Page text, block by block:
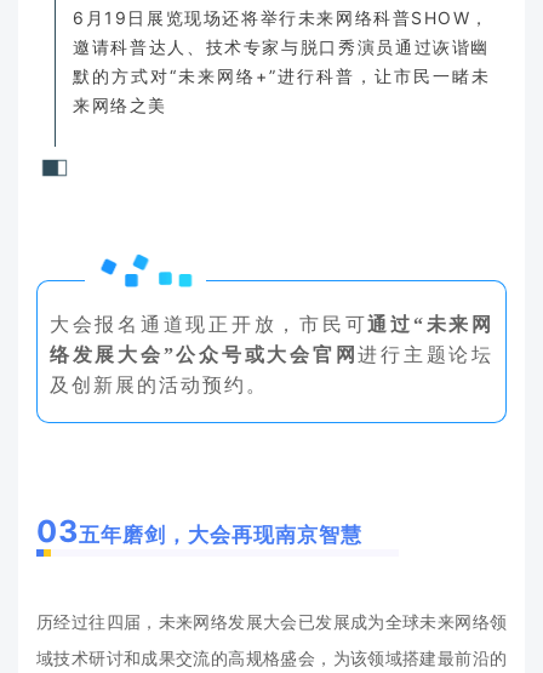
6月19日展览现场还将举行未来网络科普SHOW，
邀请科普达人、技术专家与脱口秀演员通过诙谐幽
默的方式对“未来网络+”进行科普，让市民一睹未
来网络之美
大会报名通道现正开放，市民可通过“未来网
络发展大会”公众号或大会官网进行主题论坛
及创新展的活动预约。
03五年磨剑 ，大会再现南京智慧
历经过往四届，未来网络发展大会已发展成为全球未来网络领
域技术研讨和成果交流的高规格盛会，为该领域搭建最前沿的